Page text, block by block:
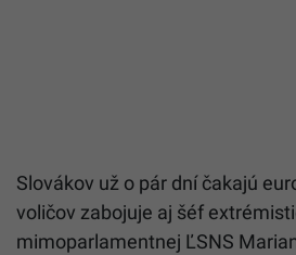
Slovákov už o pár dní čakajú
voličov zabojuje aj šéf
mimoparlamentnej ĽSNS